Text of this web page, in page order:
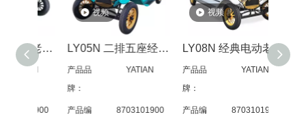
LY05B 电动复古老爷车 黑色
视频
LY05N 二排五座经典古董车带门
产品品
YATIAN
产品编
8703101900
视频
LY08N 经典电动老爷车白色
产品品
YATIAN
产品编
8703101900